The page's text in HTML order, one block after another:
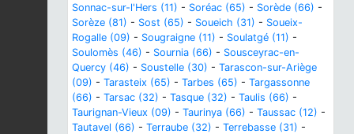
Sonnac-sur-l'Hers (11) - Soréac (65) - Sorède (66) -
Sorèze (81) - Sost (65) - Soueich (31) - Soueix-
Rogalle (09) - Sougraigne (11) - Soulatgé (11) -
Soulomès (46) - Sournia (66) - Sousceyrac-en-
Quercy (46) - Soustelle (30) - Tarascon-sur-Ariège
(09) - Tarasteix (65) - Tarbes (65) - Targassonne
(66) - Tarsac (32) - Tasque (32) - Taulis (66) -
Taurignan-Vieux (09) - Taurinya (66) - Taussac (12) -
Tautavel (66) - Terraube (32) - Terrebasse (31) -